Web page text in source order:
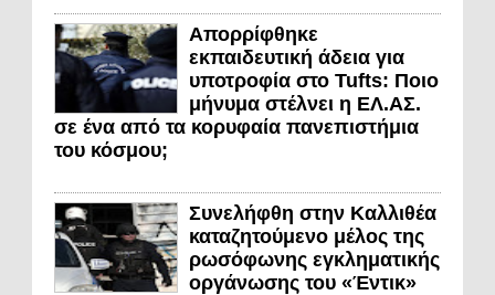
Απορρίφθηκε
εκπαιδευτική άδεια για
υποτροφία στο Tufts: Ποιο
μήνυμα στέλνει η ΕΛ.ΑΣ.
σε ένα από τα κορυφαία πανεπιστήμια
του κόσμου;
Συνελήφθη στην Καλλιθέα
καταζητούμενο μέλος της
ρωσόφωνης εγκληματικής
οργάνωσης του «Έντικ»